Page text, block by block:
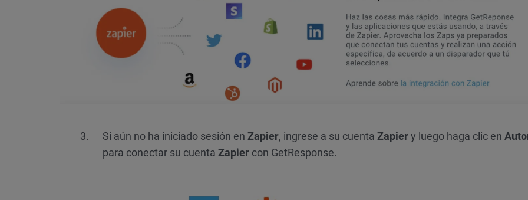
Si aún no ha iniciado sesión en Zapier, ingrese a su cuenta Zapiery luego haga clic en
para conectar su cuenta Zapier con GetResponse.